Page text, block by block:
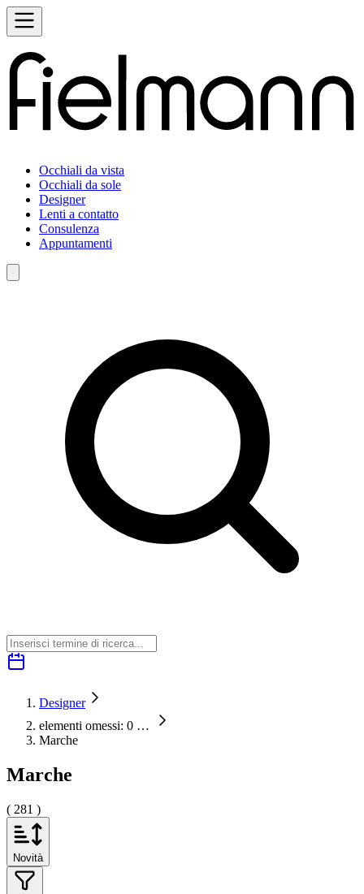
Occhiali da vista
Occhiali da sole
Designer
Lenti a contatto
Consulenza
Appuntamenti
Designer
elementi omessi: 0 …
Marche
Marche
( 281 )
Novità